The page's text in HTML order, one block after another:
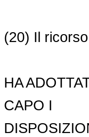
(20) Il
HA
CAPO I